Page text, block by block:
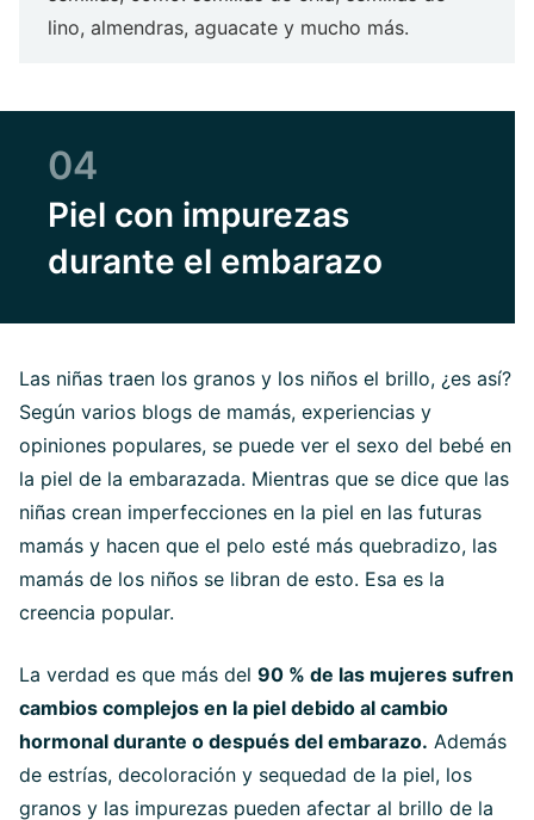
lino, almendras, aguacate y mucho más.
04
Piel con impurezas
durante el embarazo
Las niñas traen los granos y los niños el brillo, ¿es así?
Según varios blogs de mamás, experiencias y
opiniones populares, se puede ver el sexo del bebé en
la piel de la embarazada. Mientras que se dice que las
niñas crean imperfecciones en la piel en las futuras
mamás y hacen que el pelo esté más quebradizo, las
mamás de los niños se libran de esto. Esa es la
creencia popular.
La verdad es que más del 90 % de las mujeres sufren
cambios complejos en la piel debido al cambio
hormonal durante o después del embarazo. Además
de estrías, decoloración y sequedad de la piel, los
granos y las impurezas pueden afectar al brillo de la